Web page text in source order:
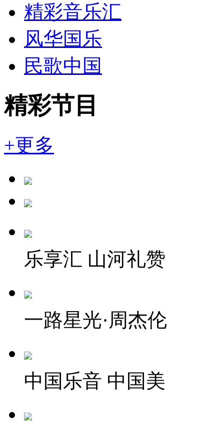
精彩音乐汇
风华国乐
民歌中国
精彩节目
+更多
乐享汇 山河礼赞
一路星光·周杰伦
中国乐音 中国美